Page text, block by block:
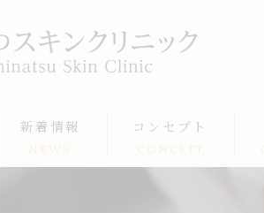
新着情報 コンセプト